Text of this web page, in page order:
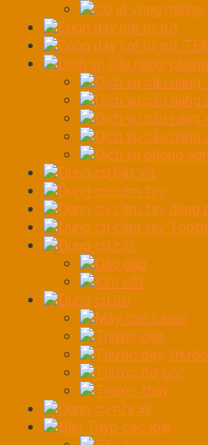
Cờ lê vòng miệng
Cuộn dây hơi tự rút
Cuộn dây hơi tự rút
Dịch vụ cầu nâng-
Dịch vụ cầu nâng
Dịch vụ cầu nâng
Dịch vụ cầu nâng
Dịch vụ cầu nâng
Dịch vụ phòng sơn
Dụng cụ bắt vít
Dụng cụ cầm tay
Dụng cụ cầm tay dùng
Dụng cụ cầm tay
Dụng cụ cắt
Dao gấp
Kìm cắt
Dụng cụ đo
Máy cân Laser
Thước cặp
Thước dây,
Thước đo góc
Thước thuỷ
Dụng cụ rửa xe
Đầu Tuýp các loại